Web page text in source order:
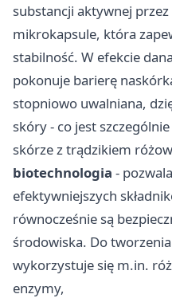
substancji aktywnej
mikrokapsule, która
stabilność. W efekcie
pokonuje barierę
stopniowo uwalniana,
skóry - co jest
skórze z trądzikiem
biotechnologia -
efektywniejszych
równocześnie są
środowiska. Do
wykorzystuje się m.in.
enzymy,